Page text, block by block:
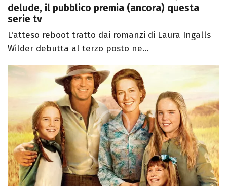
delude, il pubblico premia (ancora) questa
serie tv
L'atteso reboot tratto dai romanzi di Laura Ingalls
Wilder debutta al terzo posto ne...